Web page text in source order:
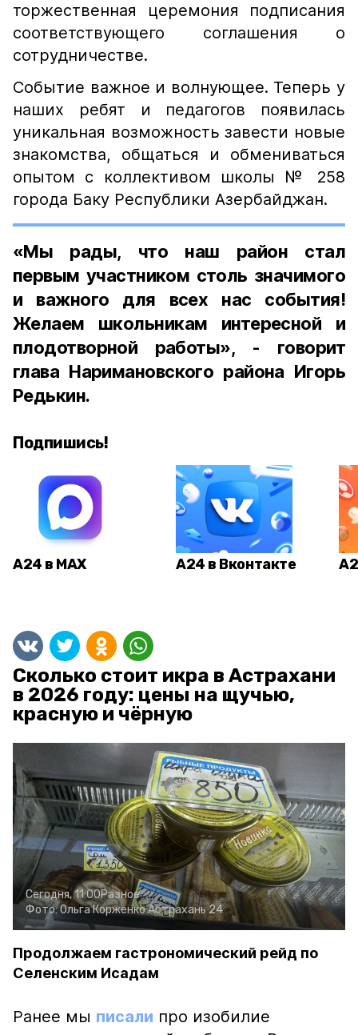
торжественная церемония подписания
соответствующего соглашения о
сотрудничестве.
Событие важное и волнующее. Теперь у
наших ребят и педагогов появилась
уникальная возможность завести новые
знакомства, общаться и обмениваться
опытом с коллективом школы № 258
города Баку Республики Азербайджан.
«Мы рады, что наш район стал
первым участником столь значимого
и важного для всех нас события!
Желаем школьникам интересной и
плодотворной работы», - говорит
глава Наримановского района Игорь
Редькин.
Подпишись!
А24 в MAX А24 в Вконтакте
Сколько стоит икра в Астрахани
в 2026 году: цены на щучью,
красную и чёрную
Сегодня, 11:00Разное
Фото:Ольга КорженкоАстрахань 24
Продолжаем гастрономический рейд по
Селенским Исадам
Ранее мы писали про изобилие